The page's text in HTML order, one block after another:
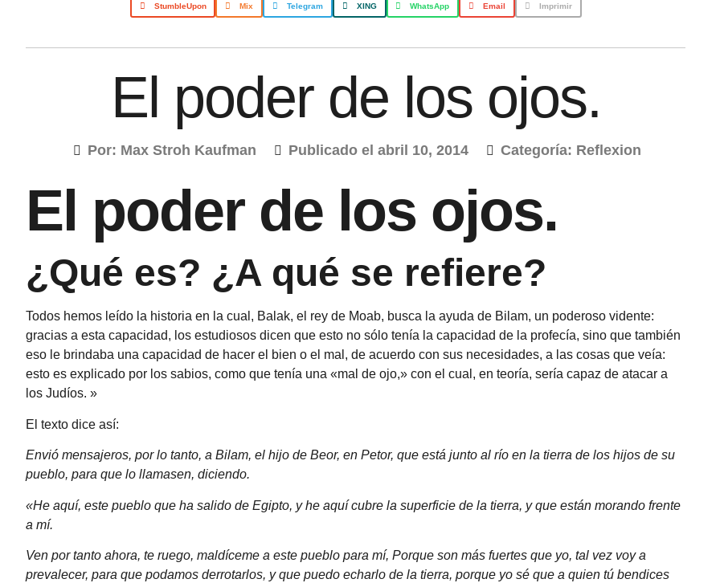
StumbleUpon Mix Telegram XING WhatsApp Email Imprimir
El poder de los ojos.
Por: Max Stroh Kaufman Publicado el abril 10, 2014 Categoría: Reflexion
El poder de los ojos.
¿Qué es? ¿A qué se refiere?
Todos hemos leído la historia en la cual, Balak, el rey de Moab, busca la ayuda de Bilam, un poderoso vidente:
gracias a esta capacidad, los estudiosos dicen que esto no sólo tenía la capacidad de la profecía, sino que también
eso le brindaba una capacidad de hacer el bien o el mal, de acuerdo con sus necesidades, a las cosas que veía:
esto es explicado por los sabios, como que tenía una «mal de ojo,» con el cual, en teoría, sería capaz de atacar a
los Judíos. »
El texto dice así:
Envió mensajeros, por lo tanto, a Bilam, el hijo de Beor, en Petor, que está junto al río en la tierra de los hijos de su
pueblo, para que lo llamasen, diciendo.
«He aquí, este pueblo que ha salido de Egipto, y he aquí cubre la superficie de la tierra, y que están morando frente
a mí.
Ven por tanto ahora, te ruego, maldíceme a este pueblo para mí, Porque son más fuertes que yo, tal vez voy a
prevalecer, para que podamos derrotarlos, y que puedo echarlo de la tierra, porque yo sé que a quien tú bendices